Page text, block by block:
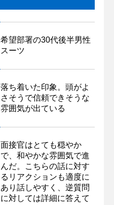
希望部署の30代後半男性
スーツ
落ち着いた印象。頭がよ
さそうで信頼できそうな
雰囲気が出ている
面接官はとても穏やか
で、和やかな雰囲気で進
んだ。こちらの話に対す
るリアクションも適度に
あり話しやすく、逆質問
に対しては詳細に答えて